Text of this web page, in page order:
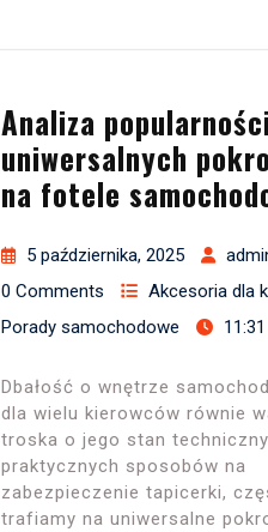
Analiza popularności
uniwersalnych
na fotele
5 października, 2025
0 Comments
Akcesoria dla
Porady samochodowe
Dbałość o wnętrze
dla wielu kierowców równie
troska o jego stan
praktycznych sposobów na
zabezpieczenie tapicerki,
trafiamy na uniwersalne